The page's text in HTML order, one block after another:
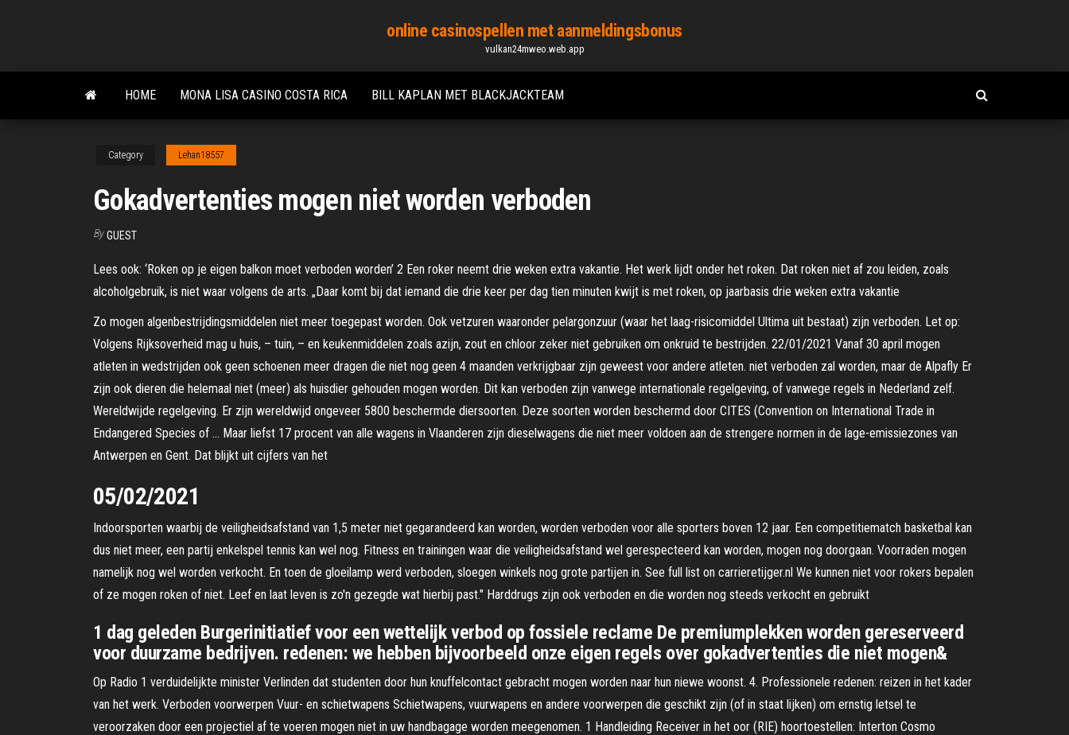
content
online casinospellen met aanmeldingsbonus
vulkan24mweo.web.app
HOME MONA LISA CASINO COSTA RICA BILL KAPLAN MET BLACKJACKTEAM
Category Lehan18557
Gokadvertenties mogen niet worden verboden
By GUEST
Lees ook: ‘Roken op je eigen balkon moet verboden worden’ 2 Een roker neemt drie weken extra vakantie. Het werk lijdt onder het roken. Dat roken niet af zou leiden, zoals
alcoholgebruik, is niet waar volgens de arts. „Daar komt bij dat iemand die drie keer per dag tien minuten kwijt is met roken, op jaarbasis drie weken extra vakantie
Zo mogen algenbestrijdingsmiddelen niet meer toegepast worden. Ook vetzuren waaronder pelargonzuur (waar het laag-risicomiddel Ultima uit bestaat) zijn verboden. Let op:
Volgens Rijksoverheid mag u huis, – tuin, – en keukenmiddelen zoals azijn, zout en chloor zeker niet gebruiken om onkruid te bestrijden. 22/01/2021 Vanaf 30 april mogen
atleten in wedstrijden ook geen schoenen meer dragen die niet nog geen 4 maanden verkrijgbaar zijn geweest voor andere atleten. niet verboden zal worden, maar de Alpafly Er
zijn ook dieren die helemaal niet (meer) als huisdier gehouden mogen worden. Dit kan verboden zijn vanwege internationale regelgeving, of vanwege regels in Nederland zelf.
Wereldwijde regelgeving. Er zijn wereldwijd ongeveer 5800 beschermde diersoorten. Deze soorten worden beschermd door CITES (Convention on International Trade in
Endangered Species of … Maar liefst 17 procent van alle wagens in Vlaanderen zijn dieselwagens die niet meer voldoen aan de strengere normen in de lage-emissiezones van
Antwerpen en Gent. Dat blijkt uit cijfers van het
05/02/2021
Indoorsporten waarbij de veiligheidsafstand van 1,5 meter niet gegarandeerd kan worden, worden verboden voor alle sporters boven 12 jaar. Een competitiematch basketbal kan
dus niet meer, een partij enkelspel tennis kan wel nog. Fitness en trainingen waar die veiligheidsafstand wel gerespecteerd kan worden, mogen nog doorgaan. Voorraden mogen
namelijk nog wel worden verkocht. En toen de gloeilamp werd verboden, sloegen winkels nog grote partijen in. See full list on carrieretijger.nl We kunnen niet voor rokers bepalen
of ze mogen roken of niet. Leef en laat leven is zo'n gezegde wat hierbij past." Harddrugs zijn ook verboden en die worden nog steeds verkocht en gebruikt
1 dag geleden Burgerinitiatief voor een wettelijk verbod op fossiele reclame De premiumplekken worden gereserveerd
voor duurzame bedrijven. redenen: we hebben bijvoorbeeld onze eigen regels over gokadvertenties die niet mogen&
Op Radio 1 verduidelijkte minister Verlinden dat studenten door hun knuffelcontact gebracht mogen worden naar hun niewe woonst. 4. Professionele redenen: reizen in het kader
van het werk. Verboden voorwerpen Vuur- en schietwapens Schietwapens, vuurwapens en andere voorwerpen die geschikt zijn (of in staat lijken) om ernstig letsel te
veroorzaken door een projectiel af te voeren mogen niet in uw handbagage worden meegenomen. 1 Handleiding Receiver in het oor (RIE) hoortoestellen: Interton Cosmo